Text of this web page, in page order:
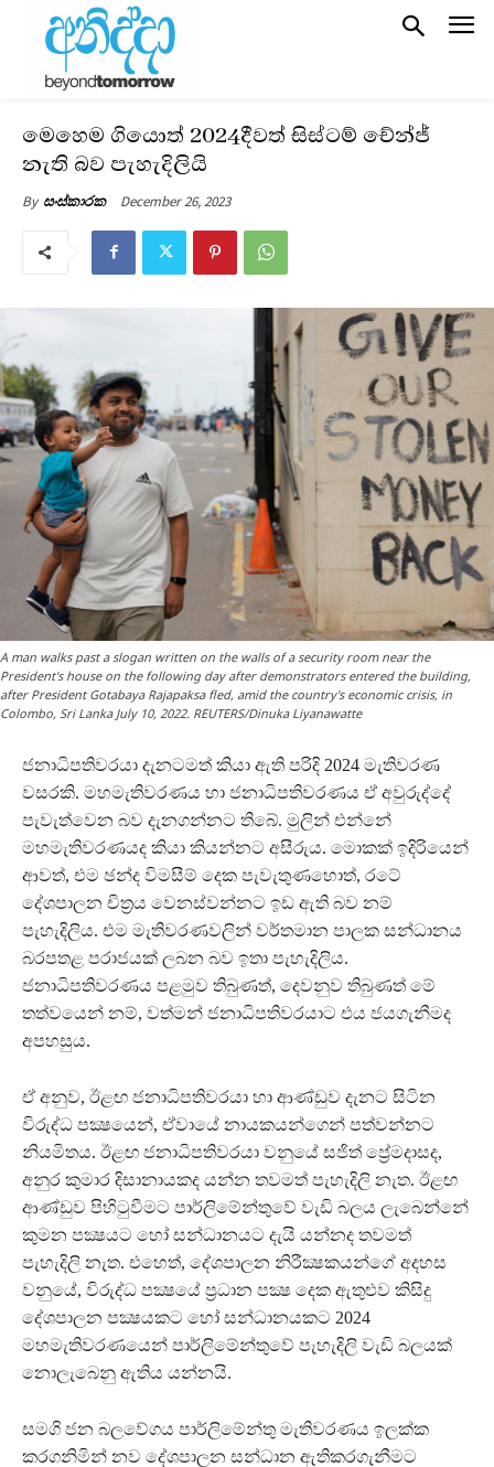
මෙහෙම ගියොත් 2024දීවත් සිස්ටම් චේන්ජ්
නැති බව පැහැදිලියි
By සංස්කාරක December 26, 2023
A man walks past a slogan written on the walls of a security room near the
President's house on the following day after demonstrators entered the building,
after President Gotabaya Rajapaksa fled, amid the country's economic crisis, in
Colombo, Sri Lanka July 10, 2022. REUTERS/Dinuka Liyanawatte
ජනාධිපතිවරයා දැනටමත් කියා ඇති පරිදි 2024 මැතිවරණ
වසරකි. මහමැතිවරණය හා ජනාධිපතිවරණය ඒ අවුරුද්දේ
පැවැත්වෙන බව දැනගන්නට තිබේ. මුලින් එන්නේ
මහමැතිවරණයද කියා කියන්නට අසීරුය. මොකක් ඉදිරියෙන්
ආවත්, එම ඡන්ද විමසීම් දෙක පැවැතුණහොත්, රටේ
දේශපාලන චිත්‍රය වෙනස්වන්නට ඉඩ ඇති බව නම්
පැහැදිලිය. එම මැතිවරණවලින් වර්තමාන පාලක සන්ධානය
බරපතළ පරාජයක් ලබන බව ඉතා පැහැදිලිය.
ජනාධිපතිවරණය පළමුව තිබුණත්, දෙවනුව තිබුණත් මේ
තත්වයෙන් නම්, වත්මන් ජනාධිපතිවරයාට එය ජයගැනීමද
අපහසුය.
ඒ අනුව, ඊළඟ ජනාධිපතිවරයා හා ආණ්ඩුව දැනට සිටින
විරුද්ධ පක්‍ෂයෙන්, ඒවායේ නායකයන්ගෙන් පත්වන්නට
නියමිතය. ඊළඟ ජනාධිපතිවරයා වනුයේ සජිත් ප්‍රේමදාසද,
අනුර කුමාර දිසානායකද යන්න තවමත් පැහැදිලි නැත. ඊළඟ
ආණ්ඩුව පිහිටුවීමට පාර්ලිමේන්තුවේ වැඩි බලය ලැබෙන්නේ
කුමන පක්‍ෂයට හෝ සන්ධානයට දැයි යන්නද තවමත්
පැහැදිලි නැත. එහෙත්, දේශපාලන නිරීක්‍ෂකයන්ගේ අදහස
වනුයේ, විරුද්ධ පක්‍ෂයේ ප්‍රධාන පක්‍ෂ දෙක ඇතුළුව කිසිදු
දේශපාලන පක්‍ෂයකට හෝ සන්ධානයකට 2024
මහමැතිවරණයෙන් පාර්ලිමේන්තුවේ පැහැදිලි වැඩි බලයක්
නොලැබෙනු ඇතිය යන්නයි.
සමගි ජන බලවේගය පාර්ලිමේන්තු මැතිවරණය ඉලක්ක
කරගනිමින් නව දේශපාලන සන්ධාන ඇතිකරගැනීමට